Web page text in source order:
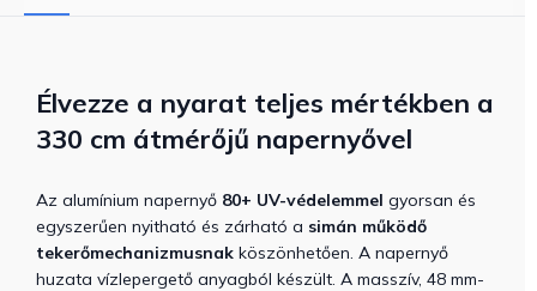
Élvezze a nyarat teljes mértékben a
330 cm átmérőjű napernyővel
Az alumínium napernyő 80+ UV-védelemmel gyorsan és
egyszerűen nyitható és zárható a simán működő
tekerőmechanizmusnak köszönhetően. A napernyő
huzata vízlepergető anyagból készült. A masszív, 48 mm-